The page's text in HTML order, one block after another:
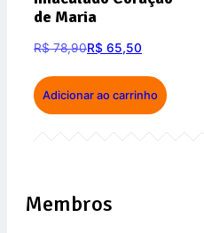
de Maria
R$78,90R$ 65,50
Adicionar ao carrinho
Membros